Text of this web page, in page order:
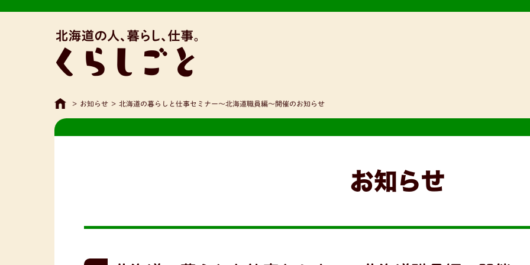
> お知らせ > 北海道の暮らしと仕事セミナー〜北海道職員編〜開催のお知らせ
お知らせ